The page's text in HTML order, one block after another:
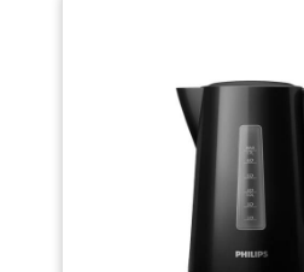
d'éjection arrête le dorage
Nettoyage simple : le
amovible se vide et se remet
Le couvercle anti-poussière
d'entrer dans les fentes